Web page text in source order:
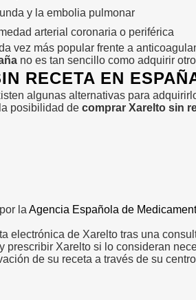
y la embolia pulmonar
arterial coronaria o periférica
vez más popular frente a
no es tan sencillo como adquirir
RECETA EN
algunas alternativas para
posibilidad de comprar Xarelto sin
la Agencia Española de
electrónica de Xarelto tras una
prescribir Xarelto si lo consideran
de su receta a través de su